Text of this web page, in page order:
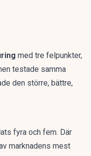
med tre felpunkter,
testade samma
den större, bättre,
fyra och fem. Där
marknadens mest